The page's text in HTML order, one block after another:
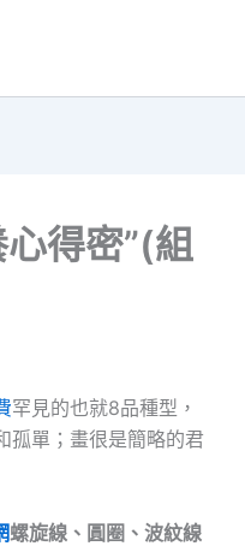
得密”(組
罕見的也就8品種型，
孤單；畫很是簡略的君
螺旋線、圓圈、波紋線